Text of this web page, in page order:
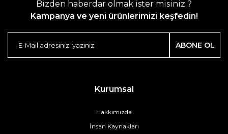
Bizden haberdar olmak ister misiniz ?
Kampanya ve yeni ürünlerimizi keşfedin!
ABONE OL
Kurumsal
Hakkımızda
İnsan Kaynakları